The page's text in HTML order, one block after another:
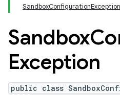
SandboxConfigurationException
Sandbox
Exception
public class